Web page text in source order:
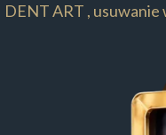
DENT ART ,